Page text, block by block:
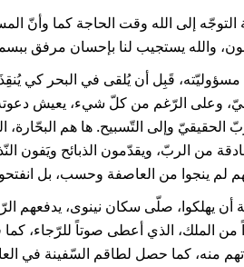
التوجّه إلى الله وقت الحاجة كما وأنّ
والله يستجيب لنا بإحسان مرفق
مسؤوليّته، قَبِل أن يُلقى في البحر كي
وعلى الرّغم من كلّ شيء، يعيش
الحقيقيّ وإلى التّسبيح. ها هم
من الربّ، ويقدّمون الذبائح ويَفون
لم ينجوا من العاصفة وحسب، بل
أن يهلكوا، صلّى سكان نينوى،
منه، كما حصل لطاقم السّفينة في